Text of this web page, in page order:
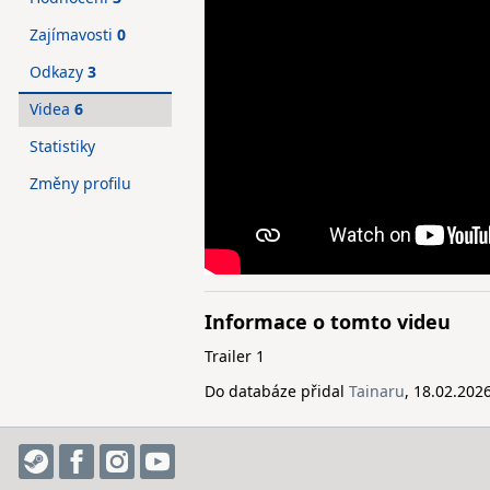
Informace o tomto videu
Trailer 1
Do databáze přidal Tainaru,
Zajímavosti 0
Odkazy 3
Videa 6
Statistiky
Změny profilu